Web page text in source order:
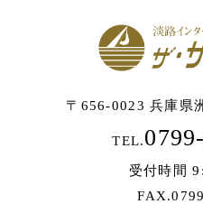
〒656-0023 兵庫県
TEL.
受付時間